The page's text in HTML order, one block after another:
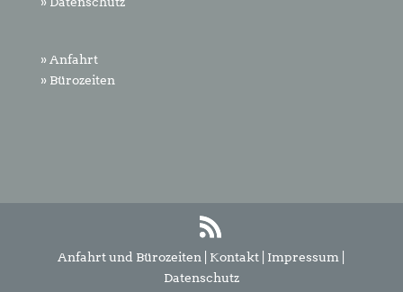
» Anfahrt
» Bürozeiten
Anfahrt und Bürozeiten Kontakt Impressum
Datenschutz